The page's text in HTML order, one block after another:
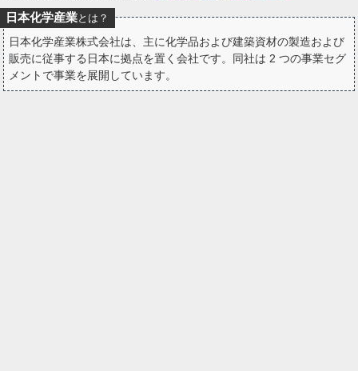
ー
ク
日本化学産業とは？
日本化学産業株式会社は、主に化学品および建築資材の製造および
販売に従事する日本に拠点を置く会社です。同社は 2 つの事業セグ
メントで事業を展開しています。